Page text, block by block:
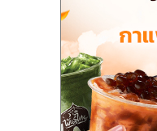
ปรึกษา
แฟ